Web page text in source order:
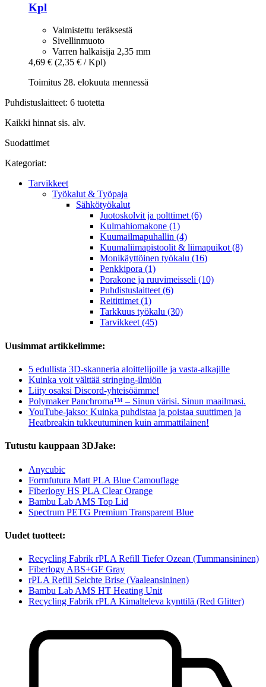
Kpl
Valmistettu teräksestä
Sivellinmuoto
Varren halkaisija 2,35 mm
4,69 € (2,35 € / Kpl)
Toimitus 28. elokuuta mennessä
Puhdistuslaitteet: 6 tuotetta
Kaikki hinnat sis. alv.
Suodattimet
Kategoriat:
Tarvikkeet
Työkalut & Työpaja
Sähkötyökalut
Juotoskolvit ja polttimet (6)
Kulmahiomakone (1)
Kuumailmapuhallin (4)
Kuumaliimapistoolit & liimapuikot (8)
Monikäyttöinen työkalu (16)
Penkkipora (1)
Porakone ja ruuvimeisseli (10)
Puhdistuslaitteet (6)
Reitittimet (1)
Tarkkuus työkalu (30)
Tarvikkeet (45)
Uusimmat artikkelimme:
5 edullista 3D-skanneria aloittelijoille ja vasta-alkajille
Kuinka voit välttää stringing-ilmiön
Liity osaksi Discord-yhteisöämme!
Polymaker Panchroma™ – Sinun värisi. Sinun maailmasi.
YouTube-jakso: Kuinka puhdistaa ja poistaa suuttimen ja
Heatbreakin tukkeutuminen kuin ammattilainen!
Tutustu kauppaan 3DJake:
Anycubic
Formfutura Matt PLA Blue Camouflage
Fiberlogy HS PLA Clear Orange
Bambu Lab AMS Top Lid
Spectrum PETG Premium Transparent Blue
Uudet tuotteet:
Recycling Fabrik rPLA Refill Tiefer Ozean (Tummansininen)
Fiberlogy ABS+GF Gray
rPLA Refill Seichte Brise (Vaaleansininen)
Bambu Lab AMS HT Heating Unit
Recycling Fabrik rPLA Kimalteleva kynttilä (Red Glitter)